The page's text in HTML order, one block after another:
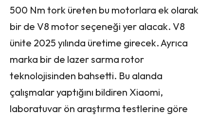
500 Nm tork üreten bu motorlara ek olarak
bir de V8 motor seçeneği yer alacak. V8
ünite 2025 yılında üretime girecek. Ayrıca
marka bir de lazer sarma rotor
teknolojisinden bahsetti. Bu alanda
çalışmalar yaptığını bildiren Xiaomi,
laboratuvar ön araştırma testlerine göre